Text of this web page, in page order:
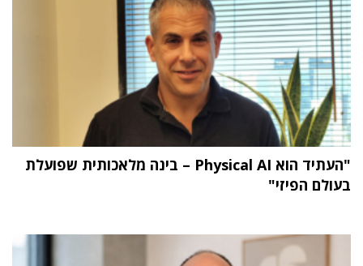
"העתיד הוא Physical AI – בינה מלאכותית שפועלת
בעולם הפיזי"